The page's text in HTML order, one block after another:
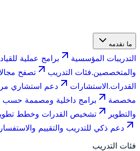
ما نقدمه
التدريبات المؤسسية
برامج عملية
والمتخصصين.فئات التدريب
تصفح
القدرات.الاستشارات دعم استشاري
مخصصة
برامج داخلية ومصممة حسب
والتطوير
تشخيص القدرات وخطط
دعم ذكي للتدريب والتقييم
فئات التدريب